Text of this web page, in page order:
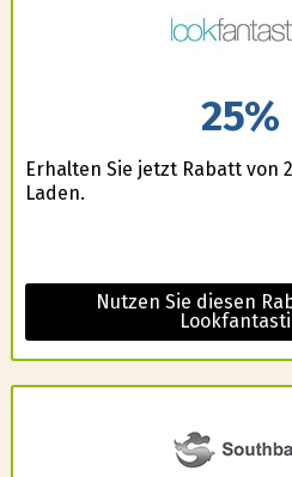
25%
Erhalten Sie jetzt Rabatt von
Laden.
Nutzen Sie diesen